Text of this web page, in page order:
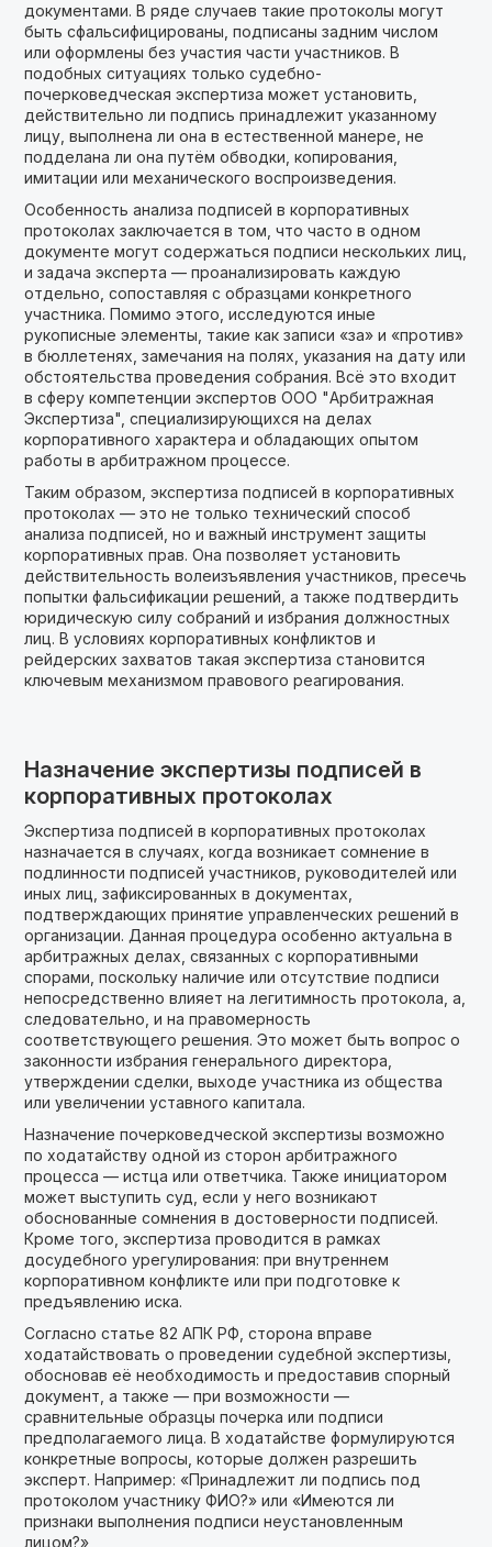
документами. В ряде случаев такие протоколы могут
быть сфальсифицированы, подписаны задним числом
или оформлены без участия части участников. В
подобных ситуациях только судебно-
почерковедческая экспертиза может установить,
действительно ли подпись принадлежит указанному
лицу, выполнена ли она в естественной манере, не
подделана ли она путём обводки, копирования,
имитации или механического воспроизведения.
Особенность анализа подписей в корпоративных
протоколах заключается в том, что часто в одном
документе могут содержаться подписи нескольких лиц,
и задача эксперта — проанализировать каждую
отдельно, сопоставляя с образцами конкретного
участника. Помимо этого, исследуются иные
рукописные элементы, такие как записи «за» и «против»
в бюллетенях, замечания на полях, указания на дату или
обстоятельства проведения собрания. Всё это входит
в сферу компетенции экспертов ООО "Арбитражная
Экспертиза", специализирующихся на делах
корпоративного характера и обладающих опытом
работы в арбитражном процессе.
Таким образом, экспертиза подписей в корпоративных
протоколах — это не только технический способ
анализа подписей, но и важный инструмент защиты
корпоративных прав. Она позволяет установить
действительность волеизъявления участников, пресечь
попытки фальсификации решений, а также подтвердить
юридическую силу собраний и избрания должностных
лиц. В условиях корпоративных конфликтов и
рейдерских захватов такая экспертиза становится
ключевым механизмом правового реагирования.
Назначение экспертизы подписей в
корпоративных протоколах
Экспертиза подписей в корпоративных протоколах
назначается в случаях, когда возникает сомнение в
подлинности подписей участников, руководителей или
иных лиц, зафиксированных в документах,
подтверждающих принятие управленческих решений в
организации. Данная процедура особенно актуальна в
арбитражных делах, связанных с корпоративными
спорами, поскольку наличие или отсутствие подписи
непосредственно влияет на легитимность протокола, а,
следовательно, и на правомерность
соответствующего решения. Это может быть вопрос о
законности избрания генерального директора,
утверждении сделки, выходе участника из общества
или увеличении уставного капитала.
Назначение почерковедческой экспертизы возможно
по ходатайству одной из сторон арбитражного
процесса — истца или ответчика. Также инициатором
может выступить суд, если у него возникают
обоснованные сомнения в достоверности подписей.
Кроме того, экспертиза проводится в рамках
досудебного урегулирования: при внутреннем
корпоративном конфликте или при подготовке к
предъявлению иска.
Согласно статье 82 АПК РФ, сторона вправе
ходатайствовать о проведении судебной экспертизы,
обосновав её необходимость и предоставив спорный
документ, а также — при возможности —
сравнительные образцы почерка или подписи
предполагаемого лица. В ходатайстве формулируются
конкретные вопросы, которые должен разрешить
эксперт. Например: «Принадлежит ли подпись под
протоколом участнику ФИО?» или «Имеются ли
признаки выполнения подписи неустановленным
лицом?»